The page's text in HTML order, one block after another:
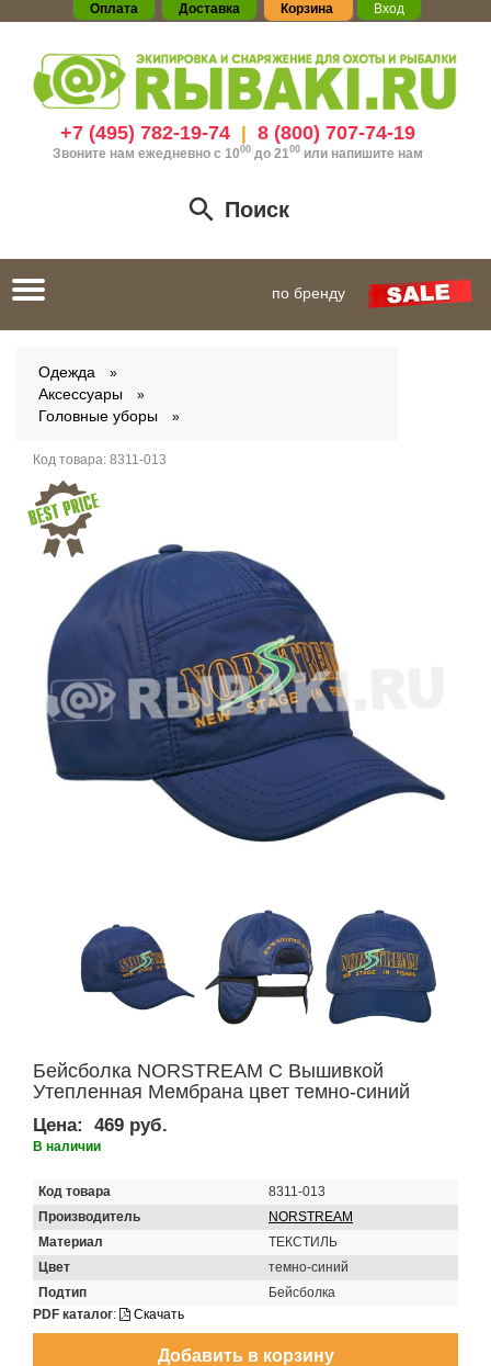
Оплата Доставка Корзина Вход
+7 (495) 782-19-74| 8 (800) 707-74-19
Звоните нам ежедневно с 1000до 21 00 или напишите нам
Поиск
Toggle
navigation
по бренду
Одежда
Аксессуары
Головные уборы
Код товара: 8311-013
Бейсболка NORSTREAM С Вышивкой
Утепленная Мембрана цвет темно-синий
Цена: 469 руб.
В наличии
Код товара
8311-013
Производитель
NORSTREAM
Материал
ТЕКСТИЛЬ
Цвет
темно-синий
Подтип
Бейсболка
PDF каталог: Скачать